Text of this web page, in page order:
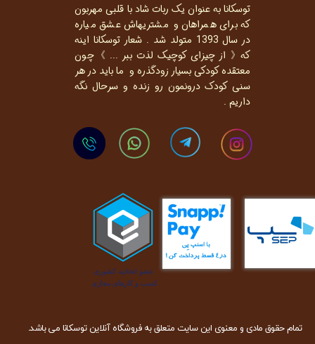
توسکانا به عنوان یک ربات شاد با قلبی مهربون
که برای همراهان و مشتریهاش عشق میاره
در سال 1393 متولد شد . شعار توسکانا اینه
که《 از چیزای کوچیک لذت ببر ... 》چون
معتقده کودکی بسیار زودگذره و ما باید در هر
سنی کودک درونمون رو زنده و سرحال نگه
داریم .
تمام حقوق مادی و معنوی این سایت متعلق به فروشگاه آنلاین توسکانا می باشد.